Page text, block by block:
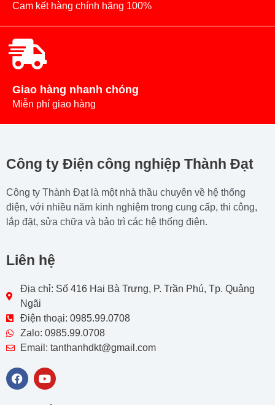
Cam kết hàng chính hãng 100%
Giao hàng nhanh chóng
Miễn phí giao hàng
Công ty Điện công nghiệp Thành Đạt
Công ty Thành Đạt là một nhà thầu chuyên về hệ thống
điện, với nhiều năm kinh nghiệm trong cung cấp, thi công,
lắp đặt, sửa chữa và bảo trì các hệ thống điện.
Liên hệ
Địa chỉ: Số 416 Hai Bà Trưng, P. Trần Phú, Tp. Quảng
Ngãi
Điện thoại: 0985.99.0708
Zalo: 0985.99.0708
Email: tanthanhdkt@gmail.com
F
a
Y
o